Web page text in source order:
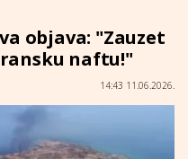
objava: "Zauzet
naftu!"
14:43 11.06.2026.